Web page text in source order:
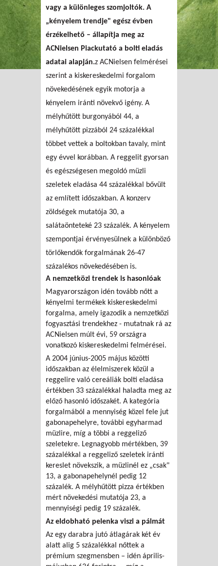
vagy a különleges szomjoltók. A
„kényelem trendje" egész évben
érzékelhető – állapítja meg az
ACNielsen Piackutató a bolti eladás
adatai alapján.z ACNielsen felmérései
szerint a kiskereskedelmi forgalom
növekedésének egyik motorja a
kényelem iránti növekvő igény. A
mélyhűtött burgonyából 44, a
mélyhűtött pizzából 24 százalékkal
többet vettek a boltokban tavaly, mint
egy évvel korábban. A reggelit gyorsan
és egészségesen megoldó müzli
szeletek eladása 44 százalékkal bővült
az említett időszakban. A konzerv
zöldségek mutatója 30, a
salátaönteteké 23 százalék. A kényelem
szempontjai érvényesülnek a különböző
törlőkendők forgalmának 26-47
százalékos növekedésében is.
A nemzetközi trendek is hasonlóak
Magyarországon idén tovább nőtt a
kényelmi termékek kiskereskedelmi
forgalma, amely igazodik a nemzetközi
fogyasztási trendekhez - mutatnak rá az
ACNielsen múlt évi, 59 országra
vonatkozó kiskereskedelmi felmérései.
A 2004 június-2005 május közötti
időszakban az élelmiszerek közül a
reggelire való cereáliák bolti eladása
értékben 33 százalékkal haladta meg az
előző hasonló időszakét. A kategória
forgalmából a mennyiség közel fele jut
gabonapehelyre, további egyharmad
müzlire, míg a többi a reggeliző
szeletekre. Legnagyobb mértékben, 39
százalékkal a reggeliző szeletek iránti
kereslet növekszik, a müzlinél ez „csak"
13, a gabonapehelynél pedig 12
százalék. A mélyhűtött pizza értékben
mért növekedési mutatója 23, a
mennyiségi pedig 19 százalék.
Az eldobható pelenka viszi a pálmát
Az egy darabra jutó átlagárak két év
alatt alig 5 százalékkal nőttek a
prémium szegmensben – idén április-